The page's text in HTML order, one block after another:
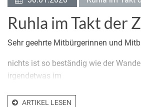
Ruhla im Takt der
Sehr geehrte Mitbürgerinnen und
nichts ist so beständig wie der
irgendetwas im
ARTIKEL LESEN